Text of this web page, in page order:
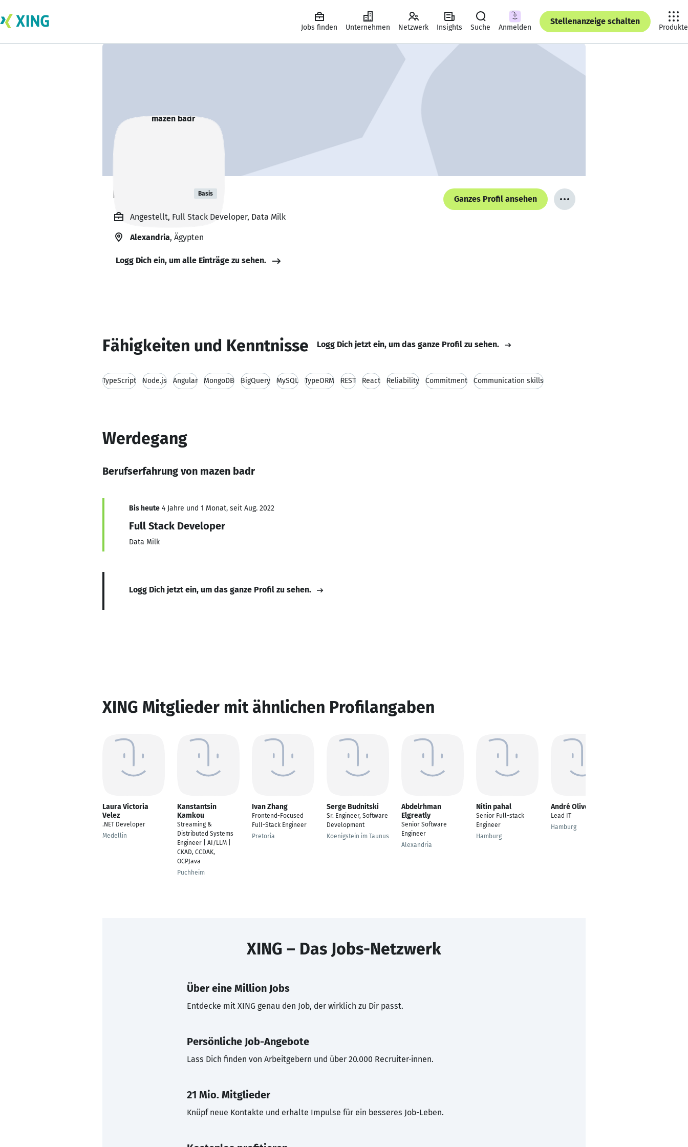
Jobs finden Unternehmen Netzwerk Insights Suche Anmelden
Stellenanzeige schalten
Produkte
mazen badr Basis
Ganzes Profil ansehen
Angestellt, Full Stack Developer, Data Milk
Alexandria, Ägypten
Logg Dich ein, um alle Einträge zu sehen.
Fähigkeiten und Kenntnisse Logg Dich jetzt ein, um das ganze Profil zu sehen.
TypeScript Node.js Angular MongoDB BigQuery MySQL TypeORM REST React Reliability Commitment Communication skills
Werdegang
Berufserfahrung von mazen badr
Bis heute 4 Jahre und 1 Monat, seit Aug. 2022
Full Stack Developer
Data Milk
Logg Dich jetzt ein, um das ganze Profil zu sehen.
XING Mitglieder mit ähnlichen Profilangaben
Laura Victoria
Velez
.NET Developer
Medellin
Kanstantsin
Kamkou
Streaming &
Distributed Systems
Engineer | AI/LLM |
CKAD, CCDAK,
OCPJava
Puchheim
Ivan Zhang
Frontend-Focused
Full-Stack Engineer
Pretoria
Serge Budnitski
Sr. Engineer, Software
Development
Koenigstein im Taunus
Abdelrhman
Elgreatly
Senior Software
Engineer
Alexandria
Nitin pahal
Senior Full-stack
Engineer
Hamburg
André Oliveira
Lead IT
Hamburg
XING – Das Jobs-Netzwerk
Über eine Million Jobs
Entdecke mit XING genau den Job, der wirklich zu Dir passt.
Persönliche Job-Angebote
Lass Dich finden von Arbeitgebern und über 20.000 Recruiter·innen.
21 Mio. Mitglieder
Knüpf neue Kontakte und erhalte Impulse für ein besseres Job-Leben.